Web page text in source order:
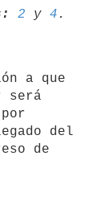
2 y 4
del
de